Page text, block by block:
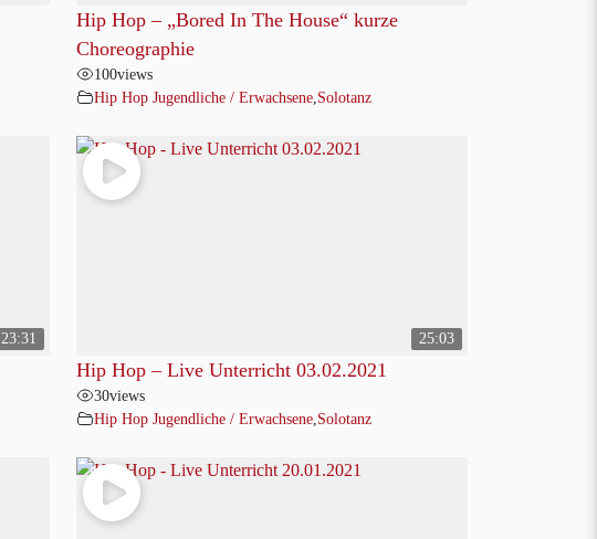
Hip Hop – „Bored In The House“ kurze
Choreographie
100views
Hip Hop Jugendliche / Erwachsene, Solotanz
23:31 25:03
Hip Hop – Live Unterricht 03.02.2021
30views
Hip Hop Jugendliche / Erwachsene, Solotanz